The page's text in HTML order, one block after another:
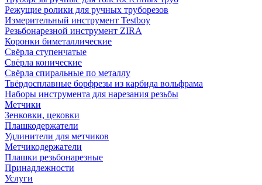
Режущие ролики для ручных труборезов
Измерительный инструмент Testboy
Резьбонарезной инструмент ZIRA
Коронки биметаллические
Свёрла ступенчатые
Свёрла конические
Свёрла спиральные по металлу
Твёрдосплавные борфрезы из карбида вольфрама
Наборы инструмента для нарезания резьбы
Метчики
Зенковки, цековки
Плашкодержатели
Удлинители для метчиков
Метчикодержатели
Плашки резьбонарезные
Принадлежности
Услуги